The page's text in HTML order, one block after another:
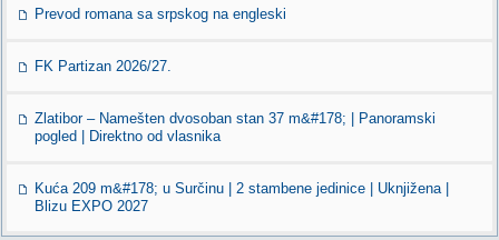
Prevod romana sa srpskog na engleski
FK Partizan 2026/27.
Zlatibor – Namešten dvosoban stan 37 m&#178; | Panoramski
pogled | Direktno od vlasnika
Kuća 209 m&#178; u Surčinu | 2 stambene jedinice | Uknjižena |
Blizu EXPO 2027